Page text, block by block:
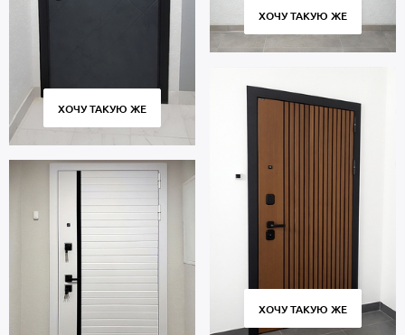
ХОЧУ ТАКУЮ ЖЕ
ХОЧУ ТАКУЮ ЖЕ
ХОЧУ ТАКУЮ ЖЕ